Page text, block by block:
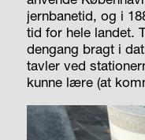
jernbanetid, og i
tid for hele landet.
dengang bragt i
tavler ved
kunne lære (at